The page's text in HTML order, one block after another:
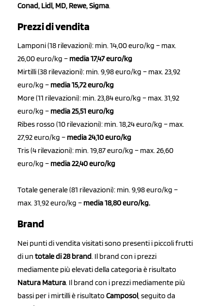
Conad, Lidl, MD, Rewe, Sigma.
Prezzi di vendita
Lamponi (18 rilevazioni): min. 14,00 euro/kg – max.
26,00 euro/kg – media 17,47 euro/kg
Mirtilli (38 rilevazioni): min. 9,98 euro/kg – max. 23,92
euro/kg – media 15,72 euro/kg
More (11 rilevazioni): min. 23,84 euro/kg – max. 31,92
euro/kg – media 25,51 euro/kg
Ribes rosso (10 rilevazioni): min. 18,24 euro/kg – max.
27,92 euro/kg – media 24,10 euro/kg
Tris (4 rilevazioni): min. 19,87 euro/kg – max. 26,60
euro/kg – media 22,40 euro/kg
Totale generale (81 rilevazioni): min. 9,98 euro/kg –
max. 31,92 euro/kg – media 18,80 euro/kg.
Brand
Nei punti di vendita visitati sono presenti i piccoli frutti
di un totale di 28 brand. Il brand con i prezzi
mediamente più elevati della categoria è risultato
Natura Matura. Il brand con i prezzi mediamente più
bassi per i mirtilli è risultato Camposol , seguito da